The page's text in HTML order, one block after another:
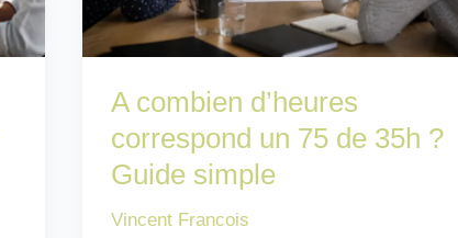
A combien d’heures
correspond un 75 de 35h ?
Guide simple
Vincent Francois